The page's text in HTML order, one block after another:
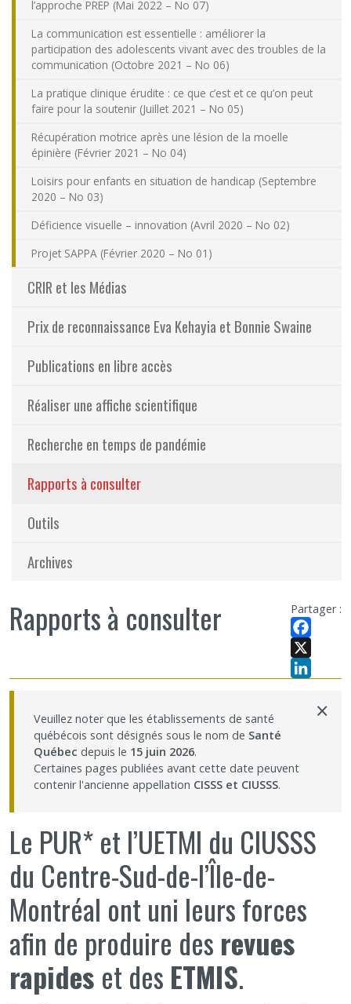
Accessibilité
Espace membre
l’approche PREP (Mai 2022 – No 07)
La communication est essentielle : améliorer la
participation des adolescents vivant avec des troubles de la
communication (Octobre 2021 – No 06)
La pratique clinique érudite : ce que c’est et ce qu’on peut
faire pour la soutenir (Juillet 2021 – No 05)
Récupération motrice après une lésion de la moelle
épinière (Février 2021 – No 04)
Loisirs pour enfants en situation de handicap (Septembre
2020 – No 03)
Déficience visuelle – innovation (Avril 2020 – No 02)
Projet SAPPA (Février 2020 – No 01)
CRIR et les Médias
Prix de reconnaissance Eva Kehayia et Bonnie Swaine
Publications en libre accès
Réaliser une affiche scientifique
Recherche en temps de pandémie
Rapports à consulter
Outils
Archives
Partager :
Facebook
X
Rapports à consulter
Veuillez noter que les établissements de santé
québécois sont désignés sous le nom de Santé
Québec depuis le 15 juin 2026.
Certaines pages publiées avant cette date peuvent
contenir l'ancienne appellation CISSS et CIUSSS.
×
Le PUR* et l’UETMI du CIUSSS
du Centre-Sud-de-l’Île-de-
Montréal ont uni leurs forces
afin de produire des revues
rapides et des ETMIS.